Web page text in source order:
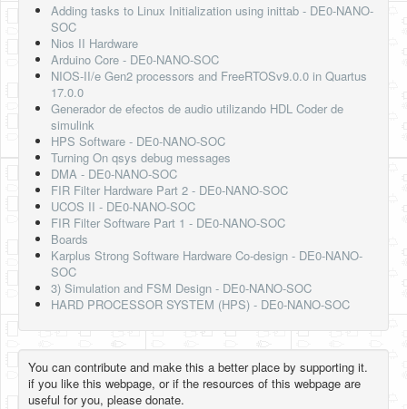
Adding tasks to Linux Initialization using inittab - DE0-NANO-
SOC
Nios II Hardware
Arduino Core - DE0-NANO-SOC
NIOS-II/e Gen2 processors and FreeRTOSv9.0.0 in Quartus
17.0.0
Generador de efectos de audio utilizando HDL Coder de
simulink
HPS Software - DE0-NANO-SOC
Turning On qsys debug messages
DMA - DE0-NANO-SOC
FIR Filter Hardware Part 2 - DE0-NANO-SOC
UCOS II - DE0-NANO-SOC
FIR Filter Software Part 1 - DE0-NANO-SOC
Boards
Karplus Strong Software Hardware Co-design - DE0-NANO-
SOC
3) Simulation and FSM Design - DE0-NANO-SOC
HARD PROCESSOR SYSTEM (HPS) - DE0-NANO-SOC
You can contribute and make this a better place by supporting it.
if you like this webpage, or if the resources of this webpage are
useful for you, please donate.